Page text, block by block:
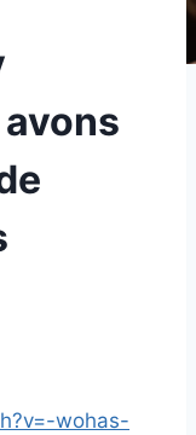
wohas-